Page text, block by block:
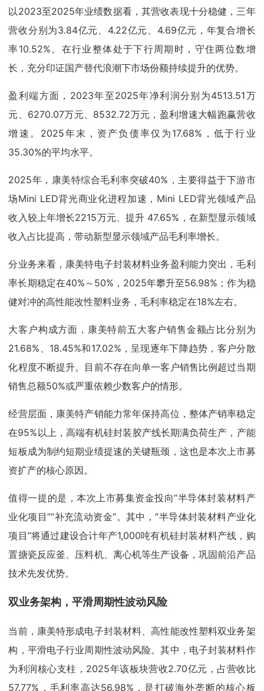
以2023至2025年业绩数据看，其营收表现十分稳健，三年
营收分别为3.84亿元、4.22亿元、4.69亿元，年复合增长
率10.52%。在行业整体处于下行周期时，守住两位数增
长，充分印证国产替代浪潮下市场份额持续提升的优势。
盈利端方面，2023年至2025年净利润分别为4513.51万
元、6270.07万元、8532.72万元，盈利增速大幅跑赢营收
增速。2025年末，资产负债率仅为17.68%，低于行业
35.30%的平均水平。
2025年，康美特综合毛利率突破40%，主要得益于下游市
场Mini LED背光商业化进程加速，Mini LED背光领域产品
收入较上年增长2215万元、提升 47.65%，在新型显示领域
收入占比提高，带动新型显示领域产品毛利率增长。
分业务来看，康美特电子封装材料业务盈利能力突出，毛利
率长期稳定在40%～50%，2025年攀升至56.98%；作为稳
健对冲的高性能改性塑料业务，毛利率稳定在18%左右。
大客户构成方面，康美特前五大客户销售金额占比分别为
21.68%、18.45%和17.02%，呈现逐年下降趋势，客户分散
化程度不断提升。目前不存在向单一客户销售比例超过当期
销售总额50%或严重依赖少数客户的情形。
经营层面，康美特产销能力常年保持高位，整体产销率稳定
在95%以上，高端有机硅封装胶产线长期满负荷生产，产能
短板成为制约短期业绩提速的关键瓶颈，这也是本次上市募
资扩产的核心原因。
值得一提的是，本次上市募集资金投向“半导体封装材料产
业化项目”“补充流动资金”。其中，“半导体封装材料产业化
项目”将通过建设合计年产1,000吨有机硅封装材料产线，购
置搪瓷反应釜、压料机、离心机等生产设备，巩固前沿产品
技术先发优势。
双业务架构，平滑周期性波动风险
当前，康美特形成电子封装材料、高性能改性塑料双业务架
构，平滑电子行业周期性波动风险。其中，电子封装材料作
为利润核心支柱，2025年该板块营收2.70亿元，占营收比
57.77%，毛利率高达56.98%，是打破海外垄断的核心板